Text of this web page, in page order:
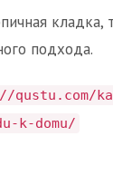
кладка,
подхода.
qustu.com/
k-domu/